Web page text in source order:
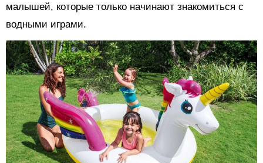
малышей, которые только начинают знакомиться с
водными играми.